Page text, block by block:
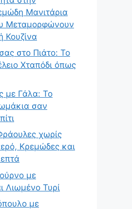
Μανιτάρια
Μεταμορφώνουν
Κουζίνα
στο Πιάτο: Το
Χταπόδι όπως
με Γάλα: Το
σαν
χωρίς
Κρεμώδες και
με
Λιωμένο Τυρί
με